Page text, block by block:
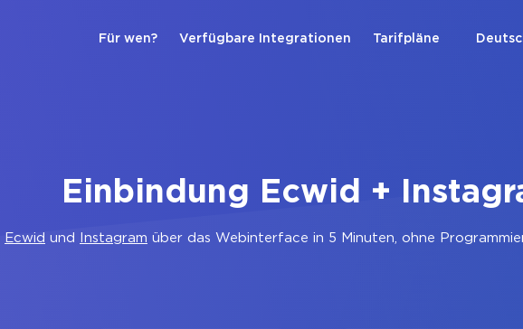
Für wen? Verfügbare Integrationen Tarifpläne
Einbindung Ecwid +
Ecwid und Instagram über das Webinterface in 5 Minuten, ohne